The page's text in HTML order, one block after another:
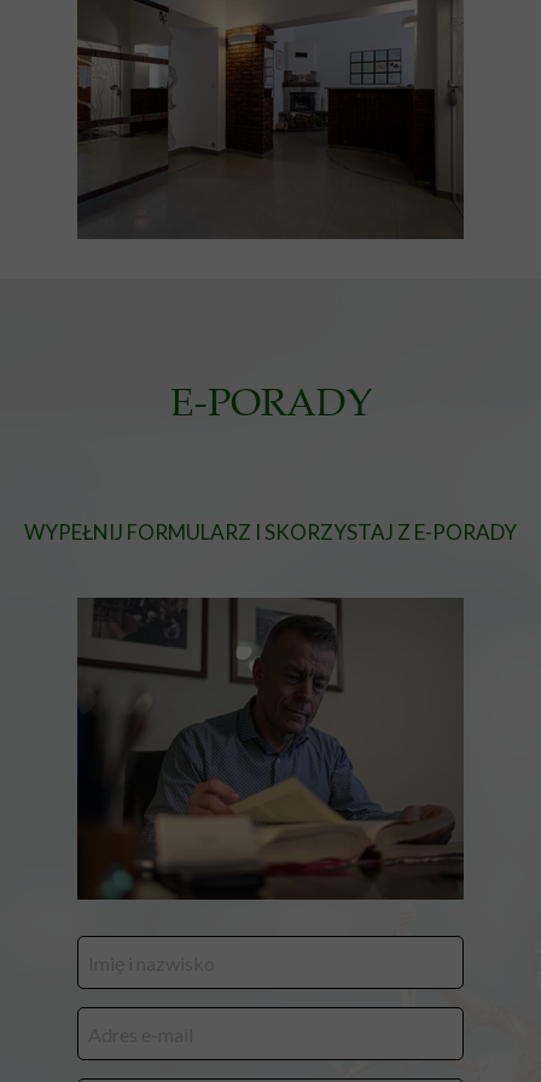
WYPEŁNIJ FORMULARZ I SKORZYSTAJ Z E-PORADY
E-PORADY